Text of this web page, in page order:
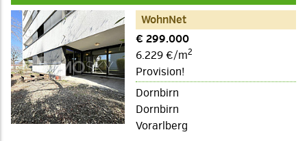
WohnNet
€ 299.000
6.229 €/m2
Provision!
Dornbirn
Dornbirn
Vorarlberg